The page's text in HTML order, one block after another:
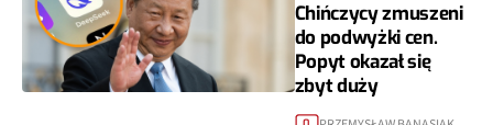
Chińczycy zmuszeni
do podwyżki cen.
Popyt okazał się
zbyt duży